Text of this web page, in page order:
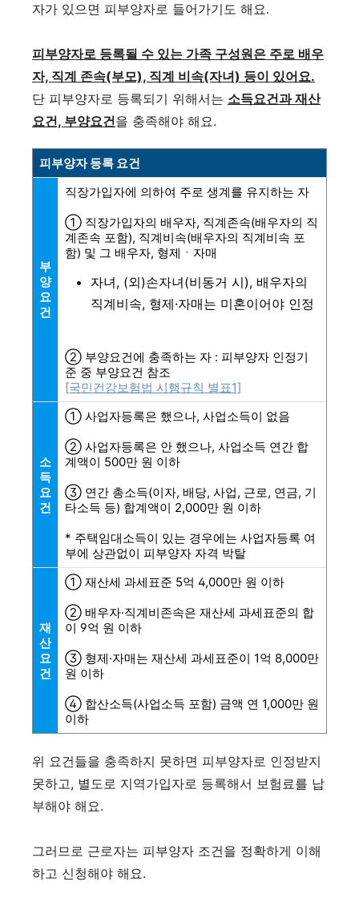
자가 있으면 피부양자로 들어가기도 해요.
피부양자로 등록될 수 있는 가족 구성원은 주로 배우
자, 직계 존속(부모), 직계 비속(자녀) 등이 있어요.
단 피부양자로 등록되기 위해서는 소득요건과 재산
요건, 부양요건을 충족해야 해요.
피부양자 등록 요건
부
양
요
건
직장가입자에 의하여 주로 생계를 유지하는 자
① 직장가입자의 배우자, 직계존속(배우자의 직
계존속 포함), 직계비속(배우자의 직계비속 포
함) 및 그 배우자, 형제ㆍ자매
자녀, (외)손자녀(비동거 시), 배우자의
직계비속, 형제·자매는 미혼이어야 인정
② 부양요건에 충족하는 자 : 피부양자 인정기
준 중 부양요건 참조
[국민건강보험법 시행규칙 별표1]
소
득
요
건
① 사업자등록은 했으나, 사업소득이 없음
② 사업자등록은 안 했으나, 사업소득 연간 합
계액이 500만 원 이하
③ 연간 총소득(이자, 배당, 사업, 근로, 연금, 기
타소득 등) 합계액이 2,000만 원 이하
* 주택임대소득이 있는 경우에는 사업자등록 여
부에 상관없이 피부양자 자격 박탈
재
산
요
건
① 재산세 과세표준 5억 4,000만 원 이하
② 배우자·직계비존속은 재산세 과세표준의 합
이 9억 원 이하
③ 형제·자매는 재산세 과세표준이 1억 8,000만
원 이하
④ 합산소득(사업소득 포함) 금액 연 1,000만 원
이하
위 요건들을 충족하지 못하면 피부양자로 인정받지
못하고, 별도로 지역가입자로 등록해서 보험료를 납
부해야 해요.
그러므로 근로자는 피부양자 조건을 정확하게 이해
하고 신청해야 해요.